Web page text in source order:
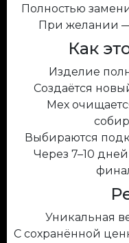
Полностью
При желании —
Как
Изделие
Создаётся
Мех
Выбираются
Через 7–10
Уникальная
С сохранённой